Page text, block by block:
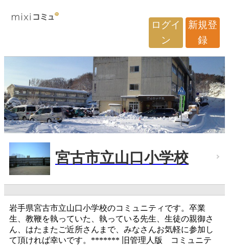
ログイ
ン
新規登
録
宮古市立山口小学校
岩手県宮古市立山口小学校のコミュニティです。卒業
生、教鞭を執っていた、執っている先生、生徒の親御さ
ん、はたまたご近所さんまで、みなさんお気軽に参加し
て頂ければ幸いです。******* 旧管理人版 コミュニテ